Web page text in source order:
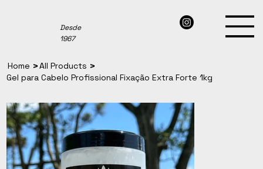
Desde
1967
Home >All Products >
Gel para Cabelo Profissional Fixação Extra Forte 1kg